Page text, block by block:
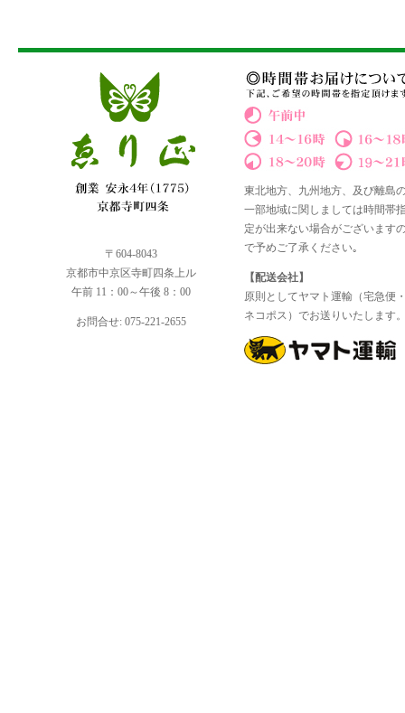
〒604-8043
京都市中京区寺町四条上ル
午前 11：00～午後 8：00
お問合せ: 075-221-2655
東北地方、九州地方、及び離島
一部地域に関しましては時間帯
定が出来ない場合がございます
で予めご了承ください｡
【配送会社】
原則としてヤマト運輸（宅急便
ネコポス）でお送りいたします